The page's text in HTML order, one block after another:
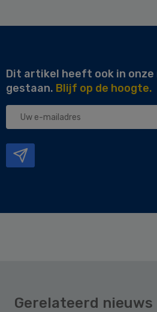
Dit artikel heeft ook in
gestaan. Blijf op de hoogte.
Uw
Gerelateerd nieuws